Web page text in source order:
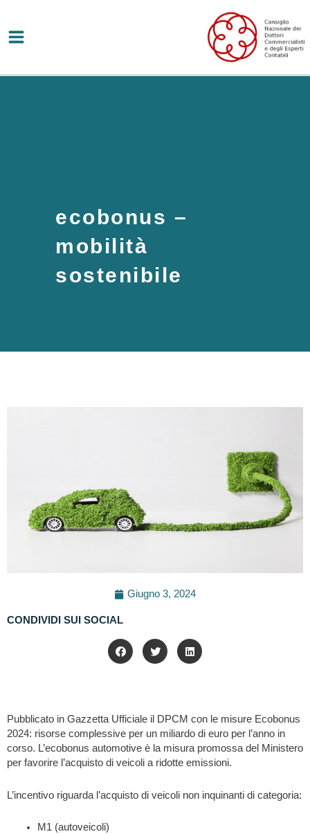
contenuto
ecobonus –
mobilità
sostenibile
Giugno 3, 2024
CONDIVIDI SUI SOCIAL
Pubblicato in Gazzetta Ufficiale il DPCM con le misure Ecobonus
2024: risorse complessive per un miliardo di euro per l’anno in
corso. L’ecobonus automotive è la misura promossa del Ministero
per favorire l’acquisto di veicoli a ridotte emissioni.
L’incentivo riguarda l’acquisto di veicoli non inquinanti di categoria:
M1 (autoveicoli)